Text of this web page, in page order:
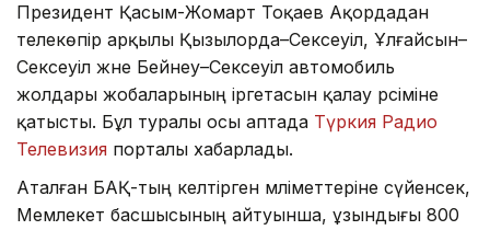
Президент Қасым-Жомарт Тоқаев Ақордадан
телекөпір арқылы Қызылорда–Сексеуіл, Ұлғайсын–
Сексеуіл және Бейнеу–Сексеуіл автомобиль
жолдары жобаларының іргетасын қалау рәсіміне
қатысты. Бұл туралы осы аптада Түркия Радио
Телевизия порталы хабарлады.
Аталған БАҚ-тың келтірген мәліметтеріне сүйенсек,
Мемлекет басшысының айтуынша, ұзындығы 800